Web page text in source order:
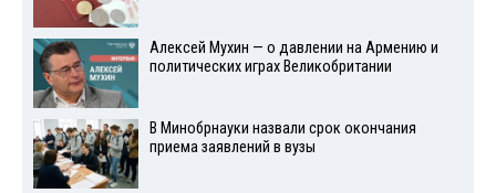
Алексей Мухин — о давлении на Армению и
политических играх Великобритании
В Минобрнауки назвали срок окончания
приема заявлений в вузы